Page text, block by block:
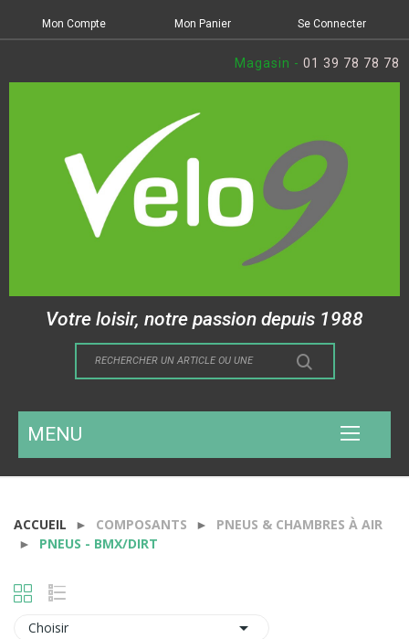
Mon Compte Mon Panier Se Connecter
Magasin - 01 39 78 78 78
Votre loisir, notre passion depuis 1988
MENU
ACCUEIL COMPOSANTS
PNEUS & CHAMBRES À AIR
PNEUS - BMX/DIRT
Choisir 